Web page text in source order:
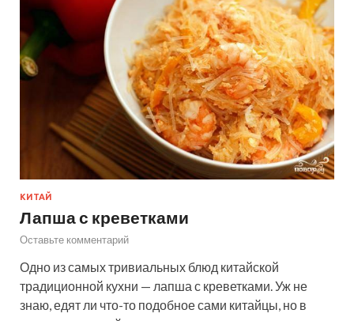
КИТАЙ
Лапша с креветками
Оставьте комментарий
Одно из самых тривиальных блюд китайской
традиционной кухни — лапша с креветками. Уж не
знаю, едят ли что-то подобное сами китайцы, но в